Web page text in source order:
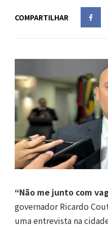
COMPARTILHAR
“Não me junto com
governador Ricardo
uma entrevista na